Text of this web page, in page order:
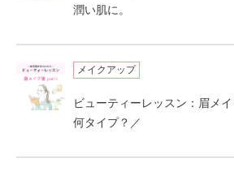
潤い肌に。
メイクアップ
ビューティーレッスン：眉メ
何タイプ？／